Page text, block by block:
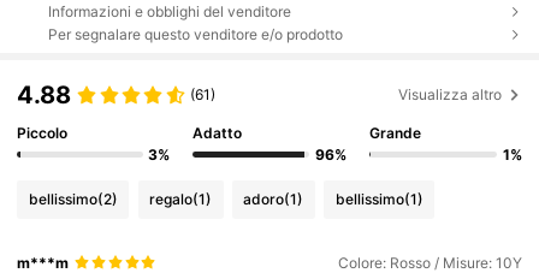
Informazioni e obblighi del venditore
Per segnalare questo venditore e/o prodotto
4.88 (61) Visualizza altro
Piccolo
3%
Adatto
96%
Grande
1%
bellissimo(2) regalo(1) adoro(1) bellissimo(1)
m***m Colore: Rosso / Misure: 10Y